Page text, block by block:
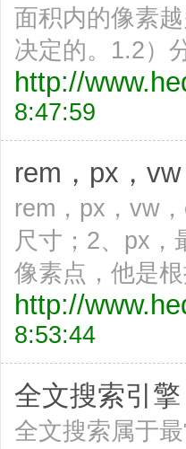
面积内的像素
决定的。1.2）
http://
8:47:59
rem，px，
rem，px，vw
尺寸；2、px，
像素点，他是
http://
8:53:44
全文搜索引
全文搜索属于